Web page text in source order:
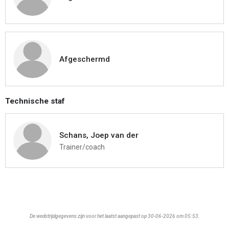
Afgeschermd
Technische staf
Schans, Joep van der
Trainer/coach
De wedstrijdgegevens zijn voor het laatst aangepast op 30-06-2026 om 05:53.